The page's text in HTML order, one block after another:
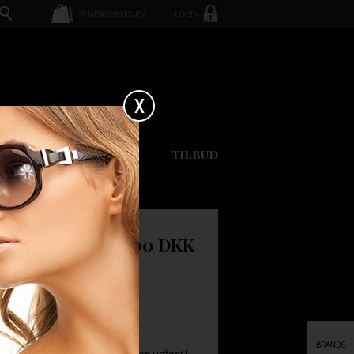
GAVEKORT TILBUD
600.00 DKK
BRANDS
X